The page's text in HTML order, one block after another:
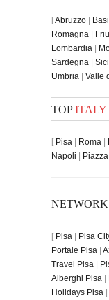
[Abruzzo |
Romagna |
Lombardia |
Sardegna |
Umbria | Valle
TOPITALY
[ Pisa | Roma |
Napoli |
NETWORK
[ Pisa | Pisa
Portale Pisa |
Travel Pisa |
Alberghi Pisa |
Holidays Pisa |